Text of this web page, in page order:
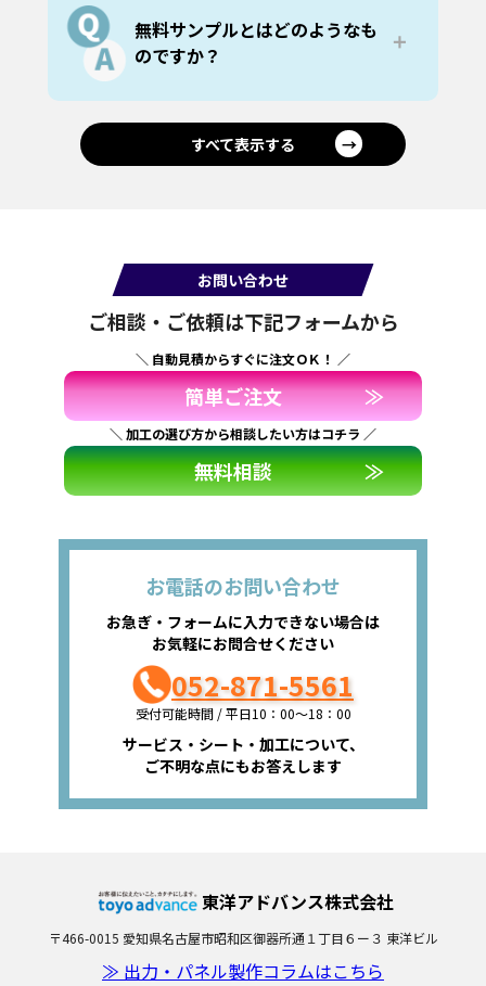
方法の詳細はご注文時に改めてお送りい
たします。
力可能ですが、希望サイズに解像度が足
りているかの確認をいたします。
合により不具合が起こりやすく、こうし
た不具合を調整する必要があります。
無料サンプルとはどのようなも
のですか？
＋
無料サンプルは、用途に応じて2種類の方
法でご提供しています。
➀材質を確認したい場合
シートがまだ決まっていない方には、は
色味や文字の見え方などを確認したい方
には、ご提供いただいたデータをA4サイ
ズで出力したサンプルをお送りします。
すべて表示する →
お問い合わせ
ご相談・ご依頼は下記フォームから
＼ 自動見積からすぐに注文ＯＫ！ ／
簡単ご注文 ≫
＼ 加工の選び方から相談したい方はコチラ ／
無料相談 ≫
お電話のお問い合わせ
お急ぎ・フォームに入力できない場合は
お気軽にお問合せください
052-871-5561
受付可能時間 / 平日10：00～18：00
サービス・シート・加工について、
ご不明な点にもお答えします
東洋アドバンス株式会社
〒466-0015 愛知県名古屋市昭和区御器所通１丁目６ー３ 東洋ビル
≫ 出力・パネル製作コラムはこちら